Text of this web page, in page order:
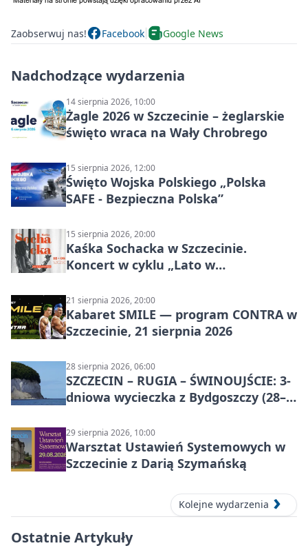
Zaobserwuj nas! Facebook Google News
Nadchodzące wydarzenia
14 sierpnia 2026, 10:00
Żagle 2026 w Szczecinie – żeglarskie
święto wraca na Wały Chrobrego
15 sierpnia 2026, 12:00
Święto Wojska Polskiego „Polska
SAFE - Bezpieczna Polska”
15 sierpnia 2026, 20:00
Kaśka Sochacka w Szczecinie.
Koncert w cyklu „Lato w
21 sierpnia 2026, 20:00
Kabaret SMILE — program CONTRA w
Szczecinie, 21 sierpnia 2026
28 sierpnia 2026, 06:00
SZCZECIN – RUGIA – ŚWINOUJŚCIE: 3-
dniowa wycieczka z Bydgoszczy (28–
29 sierpnia 2026, 10:00
Warsztat Ustawień Systemowych w
Szczecinie z Darią Szymańską
Kolejne wydarzenia
Ostatnie Artykuły